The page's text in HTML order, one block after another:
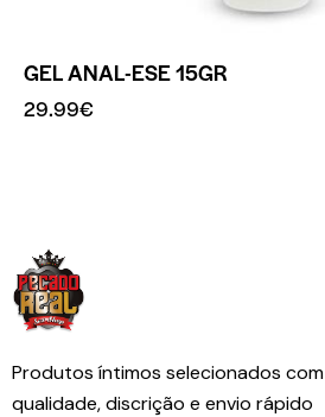
GEL ANAL-ESE 15GR
29.99€
Produtos íntimos selecionados com
qualidade, discrição e envio rápido